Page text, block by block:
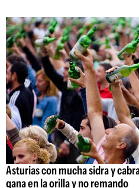
Asturias con mucha sidra y
gana en la orilla y no remando